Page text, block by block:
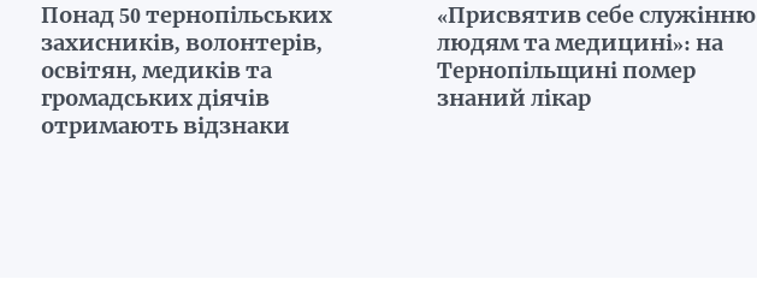
Понад 50 тернопільських
захисників, волонтерів,
освітян, медиків та
громадських діячів
отримають відзнаки
«Присвятив себе служінню
людям та медицині»: на
Тернопільщині помер
знаний лікар